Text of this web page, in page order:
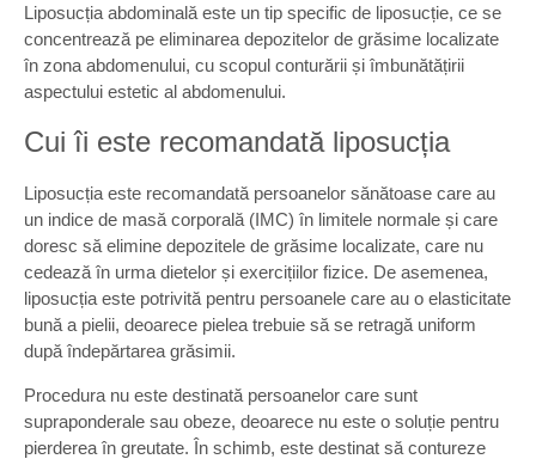
Liposucția abdominală este un tip specific de liposucție, ce se
concentrează pe eliminarea depozitelor de grăsime localizate
în zona abdomenului, cu scopul conturării și îmbunătățirii
aspectului estetic al abdomenului.
Cui îi este recomandată liposucția
Liposucția este recomandată persoanelor sănătoase care au
un indice de masă corporală (IMC) în limitele normale și care
doresc să elimine depozitele de grăsime localizate, care nu
cedează în urma dietelor și exercițiilor fizice. De asemenea,
liposucția este potrivită pentru persoanele care au o elasticitate
bună a pielii, deoarece pielea trebuie să se retragă uniform
după îndepărtarea grăsimii.
Procedura nu este destinată persoanelor care sunt
supraponderale sau obeze, deoarece nu este o soluție pentru
pierderea în greutate. În schimb, este destinat să contureze